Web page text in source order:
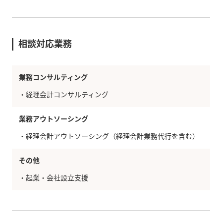
相談対応業務
業務コンサルティング
・経理会計コンサルティング
業務アウトソーシング
・経理会計アウトソーシング（経理会計業務代行を含む）
その他
・ 起業・会社設立支援